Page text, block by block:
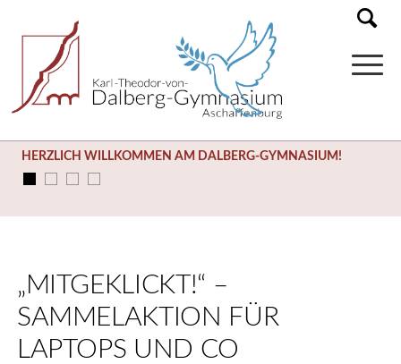
HERZLICH WILLKOMMEN AM DALBERG-GYMNASIUM!
„MITGEKLICKT!“ –
SAMMELAKTION FÜR
LAPTOPS UND CO